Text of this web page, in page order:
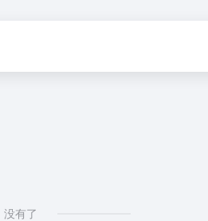
没有了